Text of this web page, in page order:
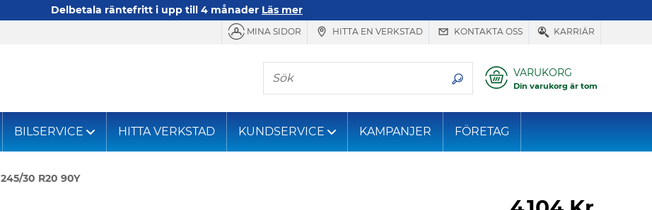
Delbetala räntefritt i upp till 4 månader Läs mer
MINA SIDOR HITTA EN VERKSTAD KONTAKTA OSS KARRIÄR
Sök VARUKORG
Din varukorg är tom
BILSERVICE HITTA VERKSTAD KUNDSERVICE KAMPANJER FÖRETAG
245/30 R20 90Y